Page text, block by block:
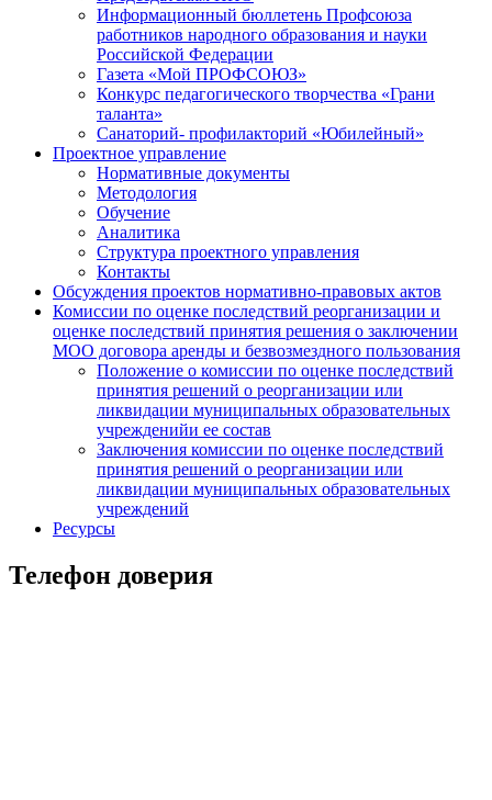
Информационный бюллетень Профсоюза
работников народного образования и науки
Российской Федерации
Газета «Мой ПРОФСОЮЗ»
Конкурс педагогического творчества «Грани
таланта»
Санаторий- профилакторий «Юбилейный»
Проектное управление
Нормативные документы
Методология
Обучение
Аналитика
Структура проектного управления
Контакты
Обсуждения проектов нормативно-правовых актов
Комиссии по оценке последствий реорганизации и
оценке последствий принятия решения о заключении
МОО договора аренды и безвозмездного пользования
Положение о комиссии по оценке последствий
принятия решений о реорганизации или
ликвидации муниципальных образовательных
учрежденийи ее состав
Заключения комиссии по оценке последствий
принятия решений о реорганизации или
ликвидации муниципальных образовательных
учреждений
Ресурсы
Телефон доверия